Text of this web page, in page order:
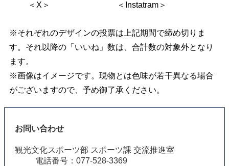
＜X＞ ＜Instatram＞
※それぞれのデザインの投票は上記期間で締め切りま
す。それ以降の「いいね」数は、合計数の対象外となり
ます。
※画像はイメージです。現物とは色味が若干異なる場合
がございますので、予め御了承ください。
お問い合わせ
観光文化スポーツ部 スポーツ課 交流推進室
電話番号：077-528-3369